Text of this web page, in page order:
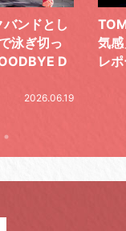
ンドとし
泳ぎ切っ
D
2026.06.19
気
レ